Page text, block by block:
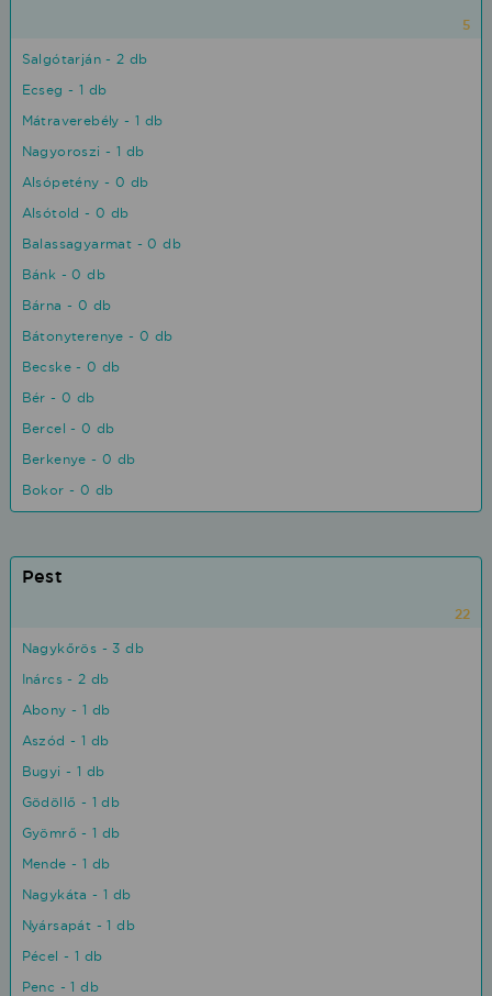
5
Salgótarján - 2 db
Ecseg - 1 db
Mátraverebély - 1 db
Nagyoroszi - 1 db
Alsópetény - 0 db
Alsótold - 0 db
Balassagyarmat - 0 db
Bánk - 0 db
Bárna - 0 db
Bátonyterenye - 0 db
Becske - 0 db
Bér - 0 db
Bercel - 0 db
Berkenye - 0 db
Bokor - 0 db
Pest
22
Nagykőrös - 3 db
Inárcs - 2 db
Abony - 1 db
Aszód - 1 db
Bugyi - 1 db
Gödöllő - 1 db
Gyömrő - 1 db
Mende - 1 db
Nagykáta - 1 db
Nyársapát - 1 db
Pécel - 1 db
Penc - 1 db